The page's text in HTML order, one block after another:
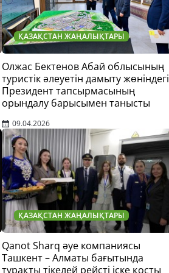
ҚАЗАҚСТАН ЖАҢАЛЫҚТАРЫ
Олжас Бектенов Абай облысының
туристік әлеуетін дамыту жөніндегі
Президент тапсырмасының
орындалу барысымен танысты
09.04.2026
ҚАЗАҚСТАН ЖАҢАЛЫҚТАРЫ
Qanot Sharq әуе компаниясы
Ташкент – Алматы бағытында
тұрақты тікелей рейсті іске қосты